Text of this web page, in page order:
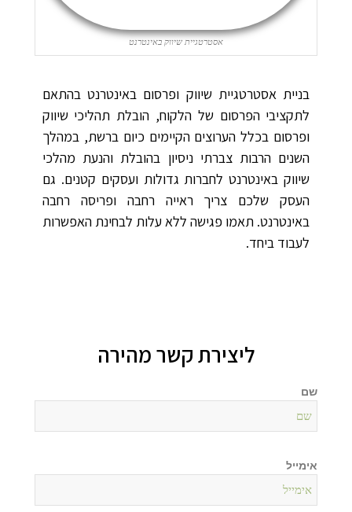
אסטרטגיית שיווק באינטרנט
בניית אסטרטגיית שיווק ופרסום באינטרנט בהתאם
לתקציבי הפרסום של הלקוח, הובלת תהליכי שיווק
ופרסום בכלל הערוצים הקיימים כיום ברשת, במהלך
השנים הרבות צברתי ניסיון בהובלת והנעת מהלכי
שיווק באינטרנט לחברות גדולות ועסקים קטנים. גם
העסק שלכם צריך ראייה רחבה ופריסה רחבה
באינטרנט. תאמו פגישה ללא עלות לבחינת האפשרות
לעבוד ביחד.
ליצירת קשר מהירה
שם
אימייל